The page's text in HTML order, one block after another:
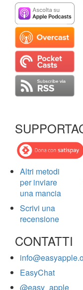
Altri metodi
per inviare
una mancia
Scrivi una
recensione
CONTATTI
EasyChat
@easy_apple